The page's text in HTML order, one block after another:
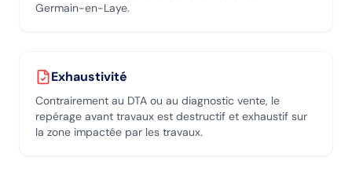
Germain-en-Laye.
Exhaustivité
Contrairement au DTA ou au diagnostic vente, le
repérage avant travaux est destructif et exhaustif sur
la zone impactée par les travaux.